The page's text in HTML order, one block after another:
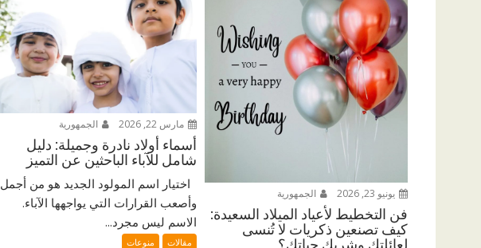
يونيو 23, 2026 الجمهورية
فن التخطيط لأعياد الميلاد السعيدة:
كيف تصنعين ذكريات لا تُنسى
لعائلتكِ وشريك حياتكِ؟
مارس 22, 2026 الجمهورية
أسماء أولاد نادرة وجميلة: دليل
شامل للآباء الباحثين عن التميز
اختيار اسم المولود الجديد هو من أجمل
وأصعب القرارات التي يواجهها الآباء.
الاسم ليس مجرد...
مقالات منوعات